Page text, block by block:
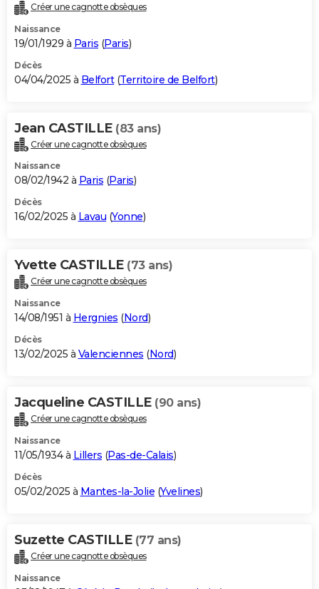
Créer une cagnotte obsèques
Naissance
19/01/1929 à Paris (Paris)
Décès
04/04/2025 à Belfort(Territoire de Belfort)
Jean CASTILLE (83 ans)
Créer une cagnotte obsèques
Naissance
08/02/1942 à Paris (Paris)
Décès
16/02/2025 à Lavau (Yonne)
Yvette CASTILLE (73 ans)
Créer une cagnotte obsèques
Naissance
14/08/1951 à Hergnies (Nord)
Décès
13/02/2025 à Valenciennes (Nord)
Jacqueline CASTILLE (90 ans)
Créer une cagnotte obsèques
Naissance
11/05/1934 à Lillers (Pas-de-Calais)
Décès
05/02/2025 à Mantes-la-Jolie (Yvelines)
Suzette CASTILLE (77 ans)
Créer une cagnotte obsèques
Naissance